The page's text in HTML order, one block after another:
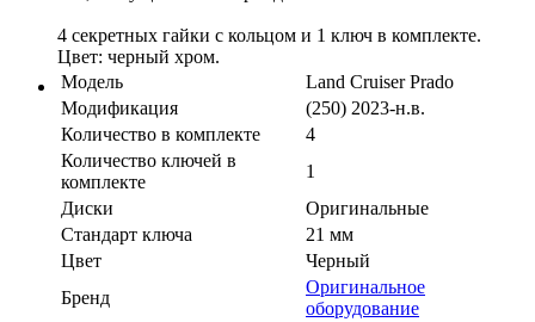
4 секретных гайки с кольцом и 1 ключ в комплекте.
Цвет: черный хром.
Модель
Land Cruiser Prado
Модификация
(250) 2023-н.в.
Количество в комплекте
4
Количество ключей в
комплекте
1
Диски
Оригинальные
Стандарт ключа
21 мм
Цвет
Черный
Бренд
Оригинальное
оборудование